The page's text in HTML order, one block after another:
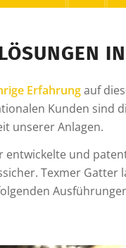
Erfahrungauf
Kunden sind
unserer Anlagen.
entwickelte und
Texmer Gatter